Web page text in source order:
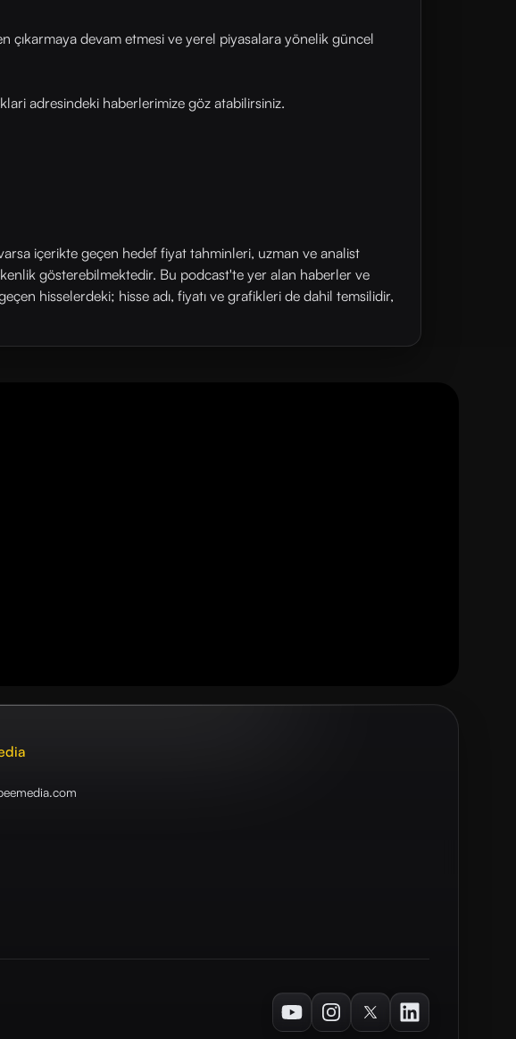
devam etmesi ve yerel piyasalara yönelik güncel
adresindeki haberlerimize göz atabilirsiniz.
içerikte geçen hedef fiyat tahminleri, uzman ve analist
gösterebilmektedir. Bu podcast'te yer alan haberler ve
hisselerdeki; hisse adı, fiyatı ve grafikleri de dahil temsilidir,
.com
YoutubeInstagramTwitterLinkedIn